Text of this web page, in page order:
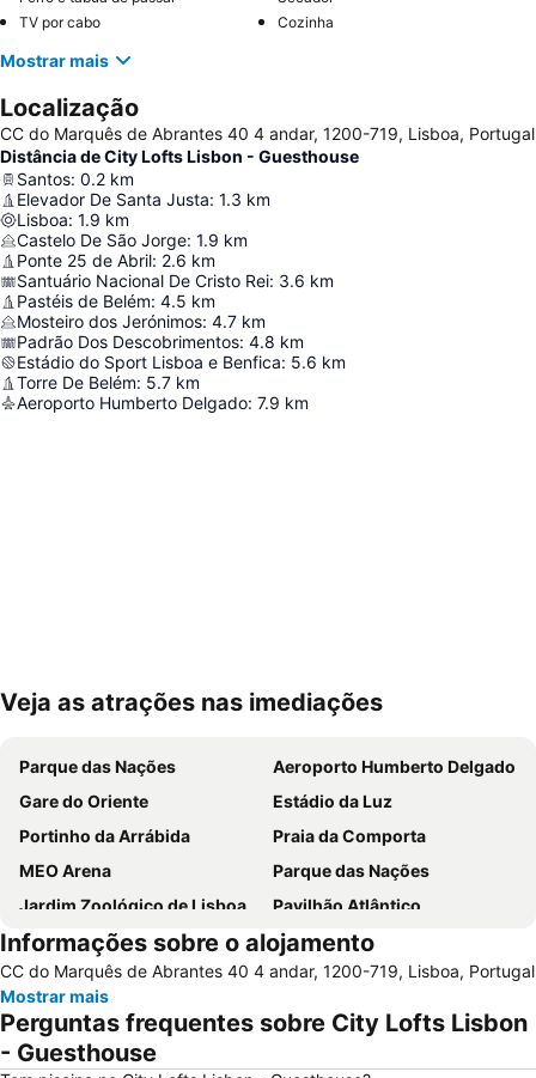
TV por cabo
Cozinha
Mostrar mais
Localização
CC do Marquês de Abrantes 40 4 andar, 1200-719, Lisboa, Portugal
Distância de City Lofts Lisbon - Guesthouse
Santos: 0.2 km
Elevador De Santa Justa: 1.3 km
Lisboa: 1.9 km
Castelo De São Jorge: 1.9 km
Ponte 25 de Abril: 2.6 km
Santuário Nacional De Cristo Rei: 3.6 km
Pastéis de Belém: 4.5 km
Mosteiro dos Jerónimos: 4.7 km
Padrão Dos Descobrimentos: 4.8 km
Estádio do Sport Lisboa e Benfica: 5.6 km
Torre De Belém: 5.7 km
Aeroporto Humberto Delgado: 7.9 km
Ampliar mapa
Veja as atrações nas imediações
Parque das Nações
Aeroporto Humberto Delgado
Gare do Oriente
Estádio da Luz
Portinho da Arrábida
Praia da Comporta
MEO Arena
Parque das Nações
Jardim Zoológico de Lisboa
Pavilhão Atlântico
Passeio Marítimo de Algés
Benfica
Baixa de Lisboa
Parque Eduardo VII
Praça de Touros de Campo Pequeno
Praia das Azenhas do Mar
Estação de Caminhos de Ferro de Sete Rios
Informações sobre o alojamento
CC do Marquês de Abrantes 40 4 andar, 1200-719, Lisboa, Portugal
Mostrar mais
Perguntas frequentes sobre City Lofts Lisbon
- Guesthouse